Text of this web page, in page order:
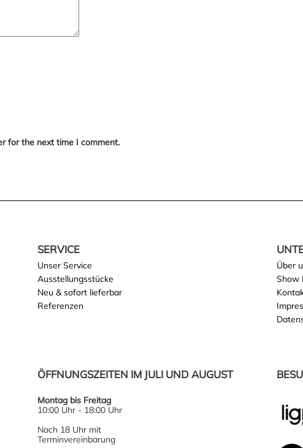
for the next time I comment.
SERVICE
Unser Service
Ausstellungsstücke
Neu & sofort lieferbar
Referenzen
Über
Show
ÖFFNUNGSZEITEN IM JULI UND AUGUST
Montag bis Freitag
10:00 Uhr - 18:00 Uhr
Nach 18 Uhr mit
Terminvereinbarung